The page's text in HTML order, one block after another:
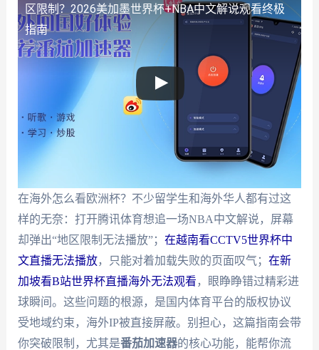
区限制？2026美加墨世界杯+NBA中文解说观看终极
指南
在海外怎么看欧洲杯？不少留学生和海外华人都有过这
样的无奈：打开腾讯体育想追一场NBA中文解说，屏幕
却弹出“地区限制无法播放”； 在越南看CCTV5世界杯中
文直播无法播放，只能对着加载失败的页面叹气； 在新
加坡看B站世界杯直播海外无法观看 ，眼睁睁错过精彩进
球瞬间。这些问题的根源，是国内体育平台的版权协议
受地域约束，海外IP被直接屏蔽。别担心，这篇指南会带
你突破限制，尤其是番茄加速器的核心功能，能帮你流